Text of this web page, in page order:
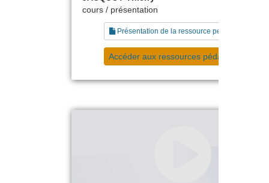
cours / présentation
Présentation de la ressource pédagogique
Accéder aux ressources pédagogiques